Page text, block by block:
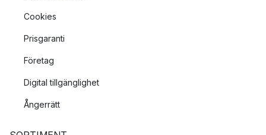
Cookies
Prisgaranti
Företag
Digital tillgänglighet
Ångerrätt